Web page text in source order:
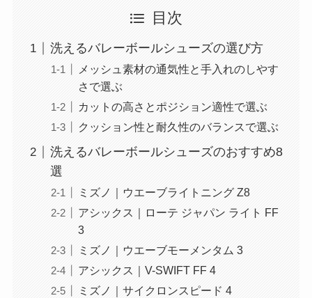
目次
洗えるバレーボールシューズの選び方
メッシュ素材の通気性と手入れのしやす
さで選ぶ
カットの高さとポジション適性で選ぶ
クッション性と耐久性のバランスで選ぶ
洗えるバレーボールシューズのおすすめ8
選
ミズノ｜ウエーブライトニング Z8
アシックス｜ローテ ジャパン ライト FF
3
ミズノ｜ウエーブモーメンタム 3
アシックス｜V-SWIFT FF 4
ミズノ｜サイクロンスピード 4